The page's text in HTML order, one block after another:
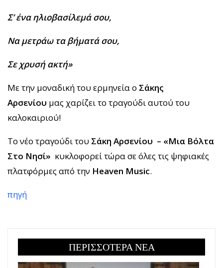
Σ’ ένα ηλιοβασίλεμά σου,
Να μετράω τα βήματά σου,
Σε χρυσή ακτή»
Με την μοναδική του ερμηνεία ο Σάκης
Αρσενίου μας χαρίζει το τραγούδι αυτού του
καλοκαιριού!
Το νέο τραγούδι του Σάκη Αρσενίου – «Μια Βόλτα
Στο Νησί» κυκλοφορεί τώρα σε όλες τις ψηφιακές
πλατφόρμες από την Heaven Music.
πηγή
ΠΕΡΙΣΣΟΤΕΡΑ ΝΕΑ